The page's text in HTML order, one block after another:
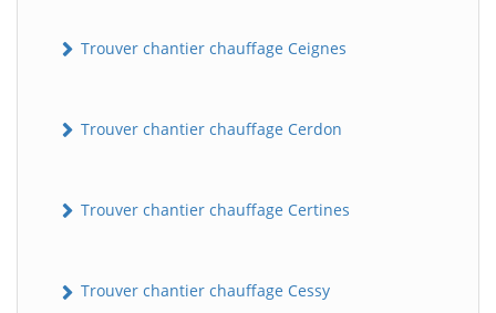
Trouver chantier chauffage Ceignes
Trouver chantier chauffage Cerdon
Trouver chantier chauffage Certines
Trouver chantier chauffage Cessy